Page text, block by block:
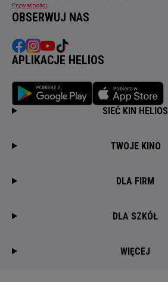
Prywatności
OBSERWUJ NAS
APLIKACJE HELIOS
SIEĆ KIN HELIOS
TWOJE KINO
DLA FIRM
DLA SZKÓŁ
WIĘCEJ